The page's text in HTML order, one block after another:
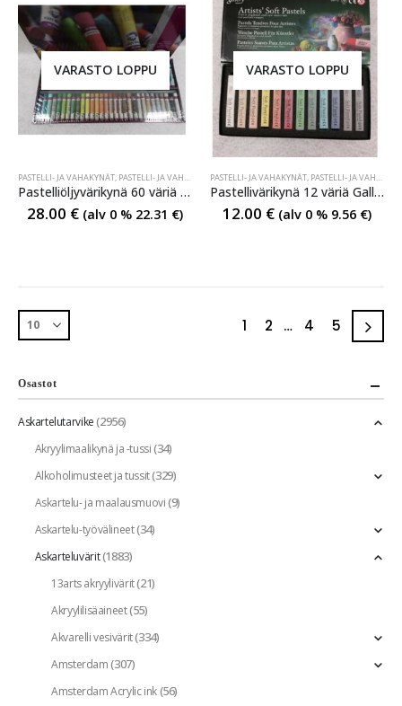
VARASTO LOPPU
PASTELLI- JA VAHAKYNÄT, PASTELLI- JA VAHAKYNÄT
Pastelliöljyvärikynä 60 väriä Van Gogh
28.00 € (alv 0 % 22.31 €)
VARASTO LOPPU
PASTELLI- JA VAHAKYNÄT, PASTELLI- JA VAHAKYNÄT
Pastellivärikynä 12 väriä Gallery
12.00 € (alv 0 % 9.56 €)
1 2 … 4 5
Osastot
Askartelutarvike(2956)
Akryylimaalikynä ja -tussi(34)
Alkoholimusteet ja tussit(329)
Askartelu- ja maalausmuovi(9)
Askartelu-työvälineet(34)
Askarteluvärit(1883)
13arts akryylivärit(21)
Akryylilisäaineet(55)
Akvarelli vesivärit(334)
Amsterdam(307)
Amsterdam Acrylic ink(56)